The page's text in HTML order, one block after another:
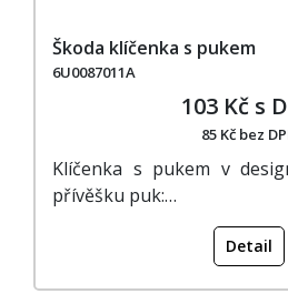
Škoda klíčenka s pukem
6U0087011A
103 Kč s
85 Kč bez
Klíčenka s pukem v
přívěšku puk:…
Detail